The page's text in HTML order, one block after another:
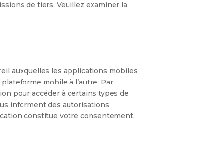
de tiers. Veuillez examiner la
auxquelles les applications mobiles
mobile à l’autre. Par
pour accéder à certains types de
informent des autorisations
constitue votre consentement.